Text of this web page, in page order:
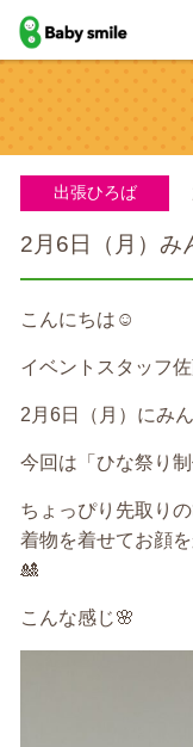
baby smile
出張ひろば
2月6日（月）み
こんにちは☺️
イベントスタッフ佐
2月6日（月）にみ
今回は「ひな祭り
ちょっぴり先取り
着物を着せてお顔
🎎
こんな感じ🌸